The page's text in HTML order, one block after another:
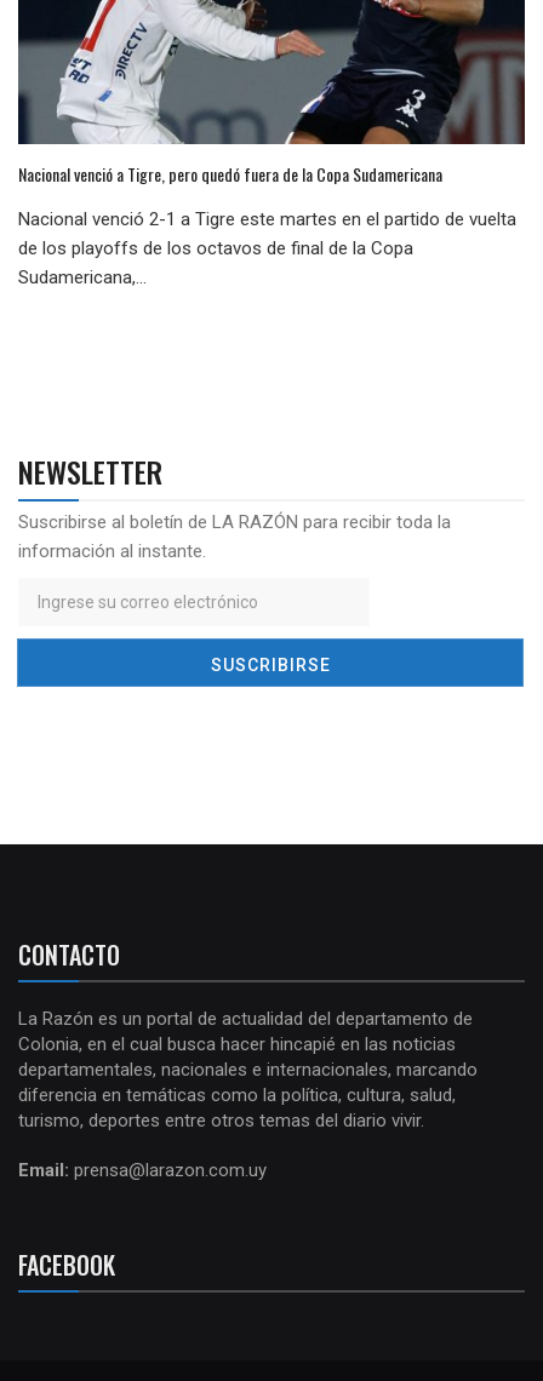
Nacional venció a Tigre, pero quedó fuera de la Copa Sudamericana
Nacional venció 2-1 a Tigre este martes en el partido de vuelta
de los playoffs de los octavos de final de la Copa
Sudamericana,...
NEWSLETTER
Suscribirse al boletín de LA RAZÓN para recibir toda la
información al instante.
CONTACTO
La Razón es un portal de actualidad del departamento de
Colonia, en el cual busca hacer hincapié en las noticias
departamentales, nacionales e internacionales, marcando
diferencia en temáticas como la política, cultura, salud,
turismo, deportes entre otros temas del diario vivir.
Email: prensa@larazon.com.uy
FACEBOOK